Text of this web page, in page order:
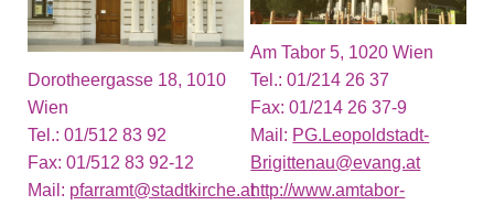
Dorotheergasse 18, 1010
Wien
Tel.: 01/512 83 92
Fax: 01/512 83 92-12
Mail: pfarramt@stadtkirche.at
Am Tabor 5, 1020 Wien
Tel.:01/214 26 37
Fax:01/214 26 37-9
Mail: PG.Leopoldstadt-
Brigittenau@evang.at
http://www.amtabor-